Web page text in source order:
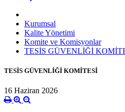
Kurumsal
Kalite Yönetimi
Komite ve Komisyonlar
TESİS GÜVENLİĞİ
TESİS GÜVENLİĞİ KOMİTESİ
16 Haziran 2026